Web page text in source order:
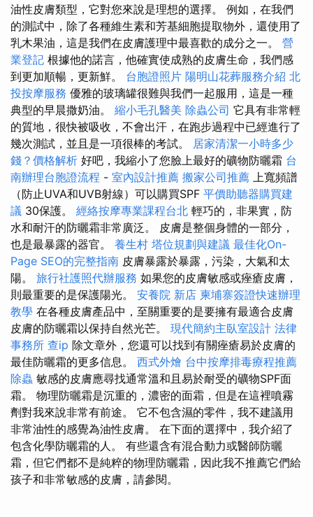
油性皮膚類型，它對您來說是理想的選擇。 例如，在我們
的測試中，除了各種維生素和芳基細胞提取物外，還使用了
乳木果油，這是我們在皮膚護理中最喜歡的成分之一。 營
業登記 根據他的諾言，他確實使成熟的皮膚生命，我們感
到更加順暢，更新鮮。 台胞證照片 陽明山花葬服務介紹 北
投按摩服務 優雅的玻璃罐很難與我們一起服用，這是一種
典型的早晨撒奶油。 縮小毛孔醫美 除蟲公司 它具有非常輕
的質地，很快被吸收，不會出汗，在跑步過程中已經進行了
幾次測試，並且是一項很棒的考試。 居家清潔一小時多少
錢？價格解析 好吧，我縮小了您臉上最好的礦物防曬霜 台
南辦理台胞證流程 - 室內設計推薦 搬家公司推薦 上寬頻譜
（防止UVA和UVB射線）可以購買SPF 平價助聽器購買建
議 30保護。 經絡按摩專業課程台北 輕巧的，非果實，防
水和耐汗的防曬霜非常廣泛。 皮膚是整個身體的一部分，
也是最暴露的器官。 養生村 塔位規劃與建議 最佳化On-
Page SEO的完整指南 皮膚暴露於暴露，污染，大氣和太
陽。 旅行社護照代辦服務 如果您的皮膚敏感或痤瘡皮膚，
則最重要的是保護陽光。 安養院 新店 柬埔寨簽證快速辦理
教學 在各種皮膚產品中，至關重要的是要擁有最適合皮膚
皮膚的防曬霜以保持自然光芒。 現代簡約主臥室設計 法律
事務所 查ip 除文章外，您還可以找到有關痤瘡易於皮膚的
最佳防曬霜的更多信息。 西式外燴 台中按摩排毒療程推薦
除蟲 敏感的皮膚應尋找通常溫和且易於耐受的礦物SPF面
霜。 物理防曬霜是沉重的，濃密的面霜，但是在這裡噴霧
劑對我來說非常有前途。 它不包含濕的零件，我不建議用
非常油性的感覺為油性皮膚。 在下面的選擇中，我介紹了
包含化學防曬霜的人。 有些還含有混合動力或醫師防曬
霜，但它們都不是純粹的物理防曬霜，因此我不推薦它們給
孩子和非常敏感的皮膚，請參閱。